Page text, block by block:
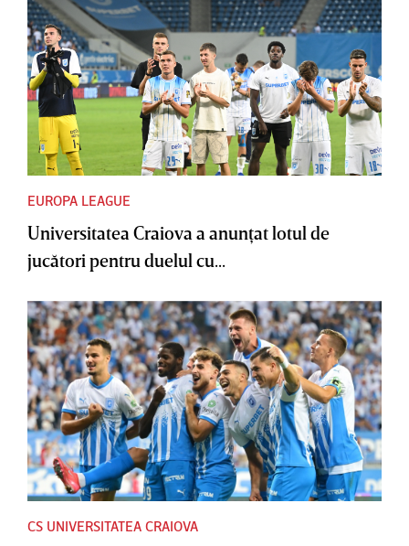
EUROPA LEAGUE
Universitatea Craiova a anunţat lotul de
jucători pentru duelul cu...
CS UNIVERSITATEA CRAIOVA